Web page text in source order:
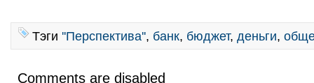
Тэги ''Перспектива'', банк, бюджет, деньги,
Comments are disabled